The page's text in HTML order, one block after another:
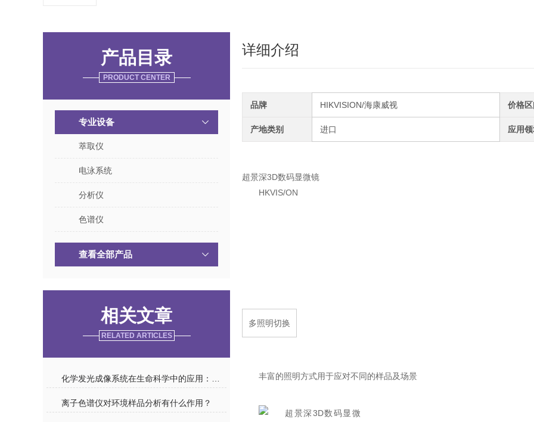
产品目录
PRODUCT CENTER
专业设备
萃取仪
电泳系统
分析仪
色谱仪
查看全部产品
相关文章
RELATED ARTICLES
离子色谱仪对环境样品分析有什么作用？
详细介绍
品牌 HIKVISION/海康威视 价格
产地类别 进口 应用
超景深3D数码显微镜
HKVIS/ON
多照明切换
丰富的照明方式用于应对不同的样品及场景